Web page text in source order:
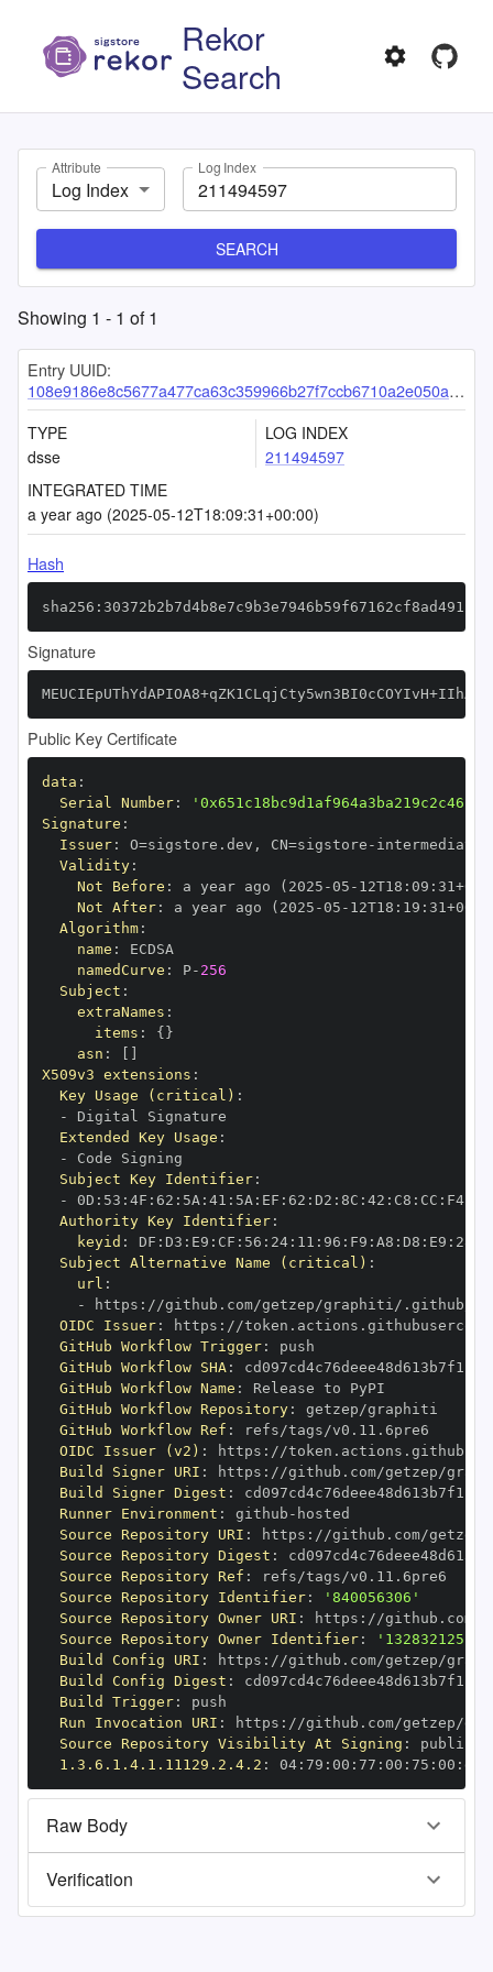
Rekor
Search
Attribute
Log Index
Log Index
SEARCH
Showing 1 - 1 of1
Entry UUID:
108e9186e8c5677a477ca63c359966b27f7ccb6710a2e050ac4ae28775f92ec5ce05e35679eee801
TYPE
dsse
LOG INDEX
211494597
INTEGRATED TIME
a year ago (2025-05-12T18:09:31+00:00)
Hash
Signature
Public Key Certificate
data :
Serial Number:
Signature :
Issuer: O=sigstore.dev , CN=sigstore -
Validity:
Not Before : a year ago (2025 -05 - 12T18 : 09 : 31+00
Not After: a year ago (2025 -05 - 12T18 : 19 : 31+00
Algorithm:
name :
namedCurve : P- 256
Subject :
extraNames :
items : { }
asn :
X509v3 extensions :
Key Usage (critical) :
-
Extended Key Usage :
-
Subject Key Identifier:
-
0D : 53 : 4F : 62 : 5A : 41 : 5A : EF : 62 : D2 : 8C : 42 : C8 : CC : F4:
Authority Key Identifier:
keyid : DF : D3 : E9 : CF : 56 : 24: 11 : 96 : F9 : A8 : D8 : E9 : 28
Subject Alternative Name (critical) :
url :
-
https : //github.com/getzep/graphiti/.github/
OIDC Issuer: https :
GitHub Workflow Trigger:
GitHub Workflow SHA:
GitHub Workflow Name :
GitHub Workflow Repository:
GitHub Workflow Ref :
OIDC Issuer (v2) : https :
Build Signer URI : https : //github.com/getzep/
Build Signer Digest :
Runner Environment : github -
Source Repository URI : https :
Source Repository Digest :
Source Repository Ref :
Source Repository Identifier:
'840056306'
Source Repository Owner URI : https :
Source Repository Owner Identifier:
'132832125'
Build Config URI : https : //github.com/getzep/
Build Config Digest :
Build Trigger:
Run Invocation URI : https :
Source Repository Visibility At Signing :
1.3.6.1.4.1.11129.2.4.2 : 04: 79 : 00 : 77 : 00 : 75 : 00 : dd
Raw Body
Verification